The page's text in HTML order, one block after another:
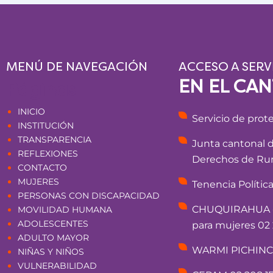
MENÚ DE NAVEGACIÓN
INICIO
INSTITUCIÓN
TRANSPARENCIA
REFLEXIONES
CONTACTO
MUJERES
PERSONAS CON DISCAPACIDAD
MOVILIDAD HUMANA
ADOLESCENTES
ADULTO MAYOR
NIÑAS Y NIÑOS
VULNERABILIDAD
ACCESO A
EN EL
Servicio de
Junta cantonal
Derechos de
Tenencia
para mujeres 02
WARMI